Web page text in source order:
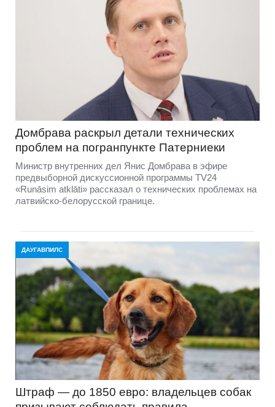
Домбравa раскрыл детали технических
проблем на погранпункте Патерниеки
Министр внутренних дел Янис Домбрава в эфире
предвыборной дискуссионной программы TV24
«Runāsim atklāti» рассказал о технических проблемах на
латвийско-белорусской границе.
ДАУГАВПИЛС
Штраф — до 1850 евро: владельцев собак